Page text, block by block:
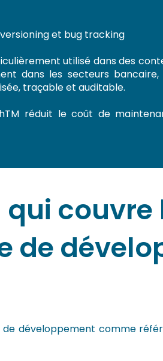
et bug tracking
utilisé dans des
dans les secteurs bancaire,
traçable et auditable.
réduit le coût de
qui couvre
de
de développement comme